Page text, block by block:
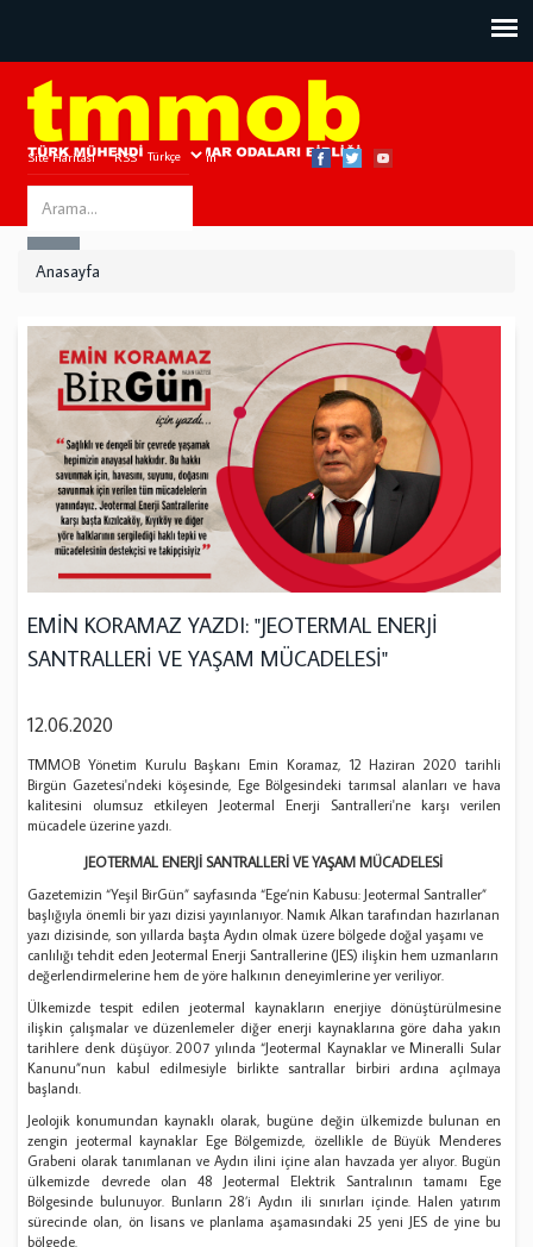
Site Haritası RSS Bize Ulaşın
Search
this
Anasayfa
EMİN KORAMAZ YAZDI: "JEOTERMAL ENERJİ
SANTRALLERİ VE YAŞAM MÜCADELESİ"
12.06.2020
TMMOB Yönetim Kurulu Başkanı Emin Koramaz, 12 Haziran 2020 tarihli
Birgün Gazetesi'ndeki köşesinde, Ege Bölgesindeki tarımsal alanları ve hava
kalitesini olumsuz etkileyen Jeotermal Enerji Santralleri'ne karşı verilen
mücadele üzerine yazdı.
JEOTERMAL ENERJİ SANTRALLERİ VE YAŞAM MÜCADELESİ
Gazetemizin “Yeşil BirGün” sayfasında “Ege’nin Kabusu: Jeotermal Santraller”
başlığıyla önemli bir yazı dizisi yayınlanıyor. Namık Alkan tarafından hazırlanan
yazı dizisinde, son yıllarda başta Aydın olmak üzere bölgede doğal yaşamı ve
canlılığı tehdit eden Jeotermal Enerji Santrallerine (JES) ilişkin hem uzmanların
değerlendirmelerine hem de yöre halkının deneyimlerine yer veriliyor.
Ülkemizde tespit edilen jeotermal kaynakların enerjiye dönüştürülmesine
ilişkin çalışmalar ve düzenlemeler diğer enerji kaynaklarına göre daha yakın
tarihlere denk düşüyor. 2007 yılında “Jeotermal Kaynaklar ve Mineralli Sular
Kanunu”nun kabul edilmesiyle birlikte santrallar birbiri ardına açılmaya
başlandı.
Jeolojik konumundan kaynaklı olarak, bugüne değin ülkemizde bulunan en
zengin jeotermal kaynaklar Ege Bölgemizde, özellikle de Büyük Menderes
Grabeni olarak tanımlanan ve Aydın ilini içine alan havzada yer alıyor. Bugün
ülkemizde devrede olan 48 Jeotermal Elektrik Santralının tamamı Ege
Bölgesinde bulunuyor. Bunların 28’i Aydın ili sınırları içinde. Halen yatırım
sürecinde olan, ön lisans ve planlama aşamasındaki 25 yeni JES de yine bu
bölgede.